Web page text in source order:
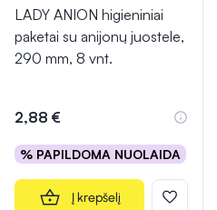
LADY ANION higieniniai
paketai su anijonų juostele,
290 mm, 8 vnt.
2,88 €
% PAPILDOMA NUOLAIDA
Į krepšelį